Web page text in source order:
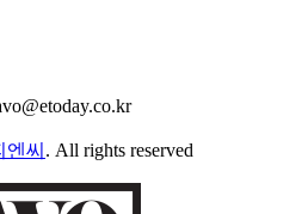
씨 . All rights reserved